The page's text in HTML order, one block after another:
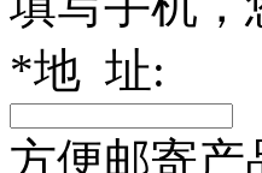
*地 址:
方便邮寄产